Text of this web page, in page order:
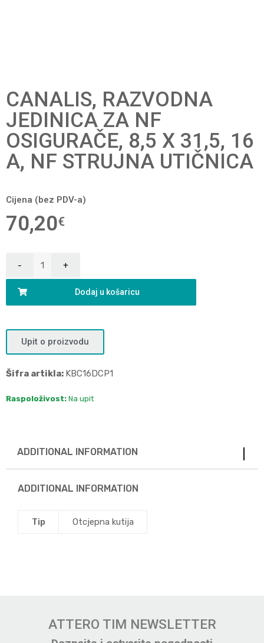
CANALIS, RAZVODNA
JEDINICA ZA NF
OSIGURAČE, 8,5 X 31,5, 16
A, NF STRUJNA UTIČNICA
Cijena (bez PDV-a)
70,20€
Dodaj u košaricu
Upit o proizvodu
Šifra artikla: KBC16DCP1
Raspoloživost: Na upit
ADDITIONAL INFORMATION
ADDITIONAL INFORMATION
Tip Otcjepna kutija
ATTERO TIM NEWSLETTER